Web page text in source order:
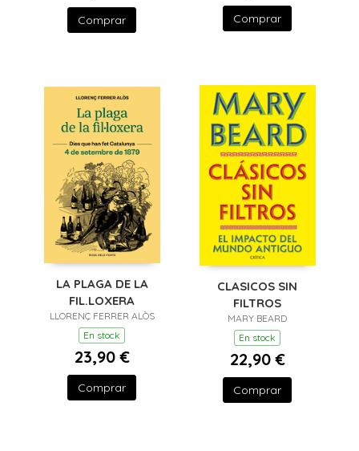
Comprar Comprar
LA PLAGA DE LA
FIL.LOXERA
LLORENÇ FERRER ALÒS
En stock
23,90 €
Comprar
CLASICOS SIN
FILTROS
MARY BEARD
En stock
22,90 €
Comprar